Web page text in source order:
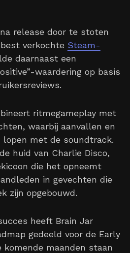
release door te stoten
verkochte Steam-
daarnaast een
waardering op basis
ritmegameplay met
waarbij aanvallen en
lopen met de soundtrack.
huid van Charlie Disco,
die het opneemt
in gevechten die
zijn opgebouwd.
heeft Brain Jar
gedeeld voor de Early
komende maanden staan